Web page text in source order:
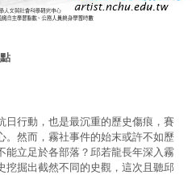
日行動，也是最沉重的歷史傷痕，賽
。然而，霧社事件的始末或許不如歷
能立足於各部落？邱若龍長年深入霧
挖掘出截然不同的史觀，這次且聽邱